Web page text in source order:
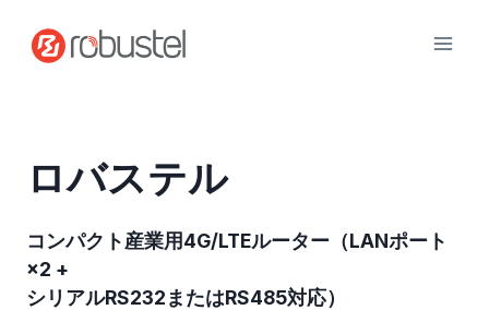
ロバステル
コンパクト産業用4G/LTEルーター（LANポート
×2 +
シリアルRS232またはRS485対応）